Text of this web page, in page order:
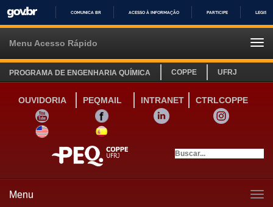
IR
COMUNICA BR ACESSO À INFORMAÇÃO PARTICIPE
Menu Acesso Rápido
PROGRAMA DE ENGENHARIA QUÍMICA COPPE UFRJ
OUVIDORIA PEQMAIL INTRANET
CTRLCOPPE
YOUTUBE
FACEBOOK LINKEDIN
INSTAGRAM
SITE INGLÊS
LINK SITE ESPANHOL
Menu